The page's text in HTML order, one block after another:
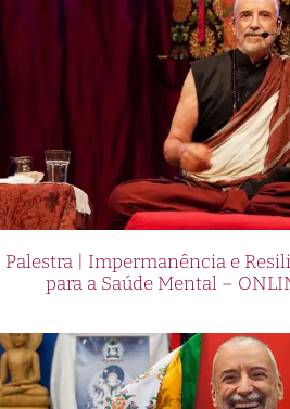
Palestra | Impermanência e
para a Saúde Mental –